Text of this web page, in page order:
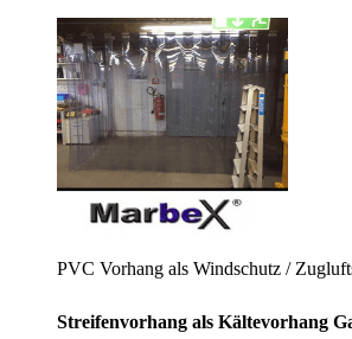
PVC Vorhang als Windschutz /
Streifenvorhang als Kältevorhang